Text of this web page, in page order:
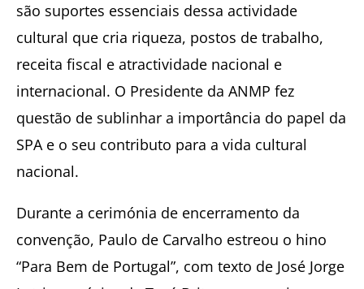
são suportes essenciais dessa actividade
cultural que cria riqueza, postos de trabalho,
receita fiscal e atractividade nacional e
internacional. O Presidente da ANMP fez
questão de sublinhar a importância do papel da
SPA e o seu contributo para a vida cultural
nacional.
Durante a cerimónia de encerramento da
convenção, Paulo de Carvalho estreou o hino
“Para Bem de Portugal”, com texto de José Jorge